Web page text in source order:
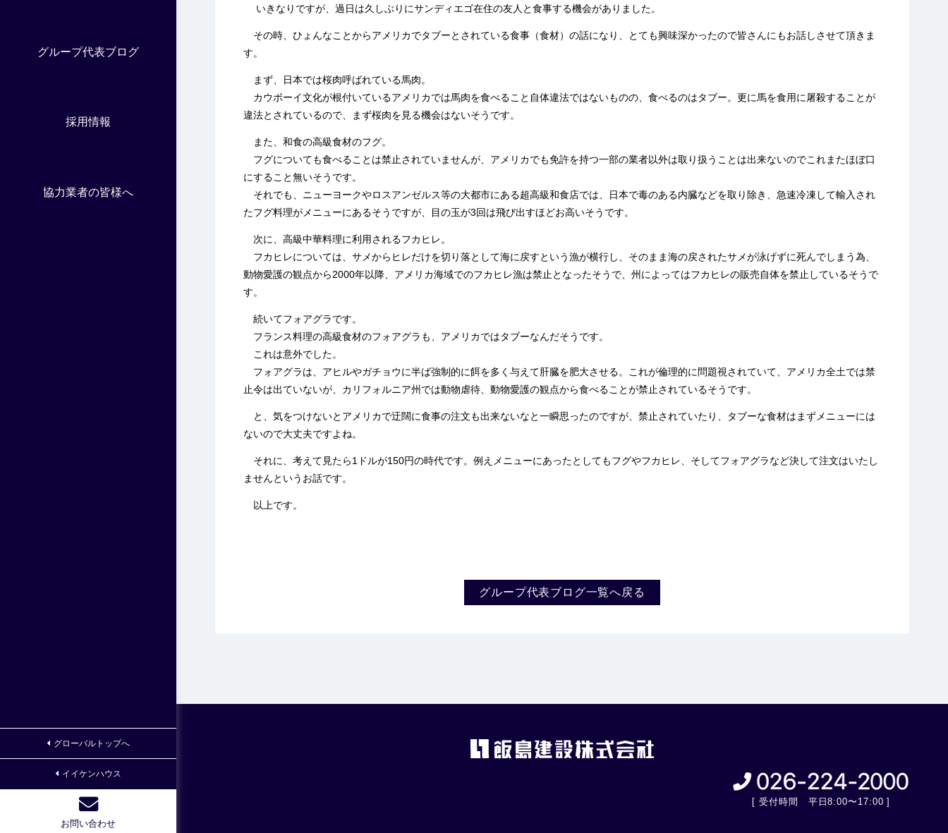
グループ代表ブログ
採用情報
協力業者の皆様へ
グローバルトップへ
イイケンハウス
お問い合わせ
いきなりですが、過日は久しぶりにサンディエゴ在住の友人と食事する機会がありました。
その時、ひょんなことからアメリカでタブーとされている食事（食材）の話になり、とても興味深かったので皆さんにもお話しさせて頂きま
す。
まず、日本では桜肉呼ばれている馬肉。
カウボーイ文化が根付いているアメリカでは馬肉を食べること自体違法ではないものの、食べるのはタブー。更に馬を食用に屠殺することが
違法とされているので、まず桜肉を見る機会はないそうです。
また、和食の高級食材のフグ。
フグについても食べることは禁止されていませんが、アメリカでも免許を持つ一部の業者以外は取り扱うことは出来ないのでこれまたほぼ口
にすること無いそうです。
それでも、ニューヨークやロスアンゼルス等の大都市にある超高級和食店では、日本で毒のある内臓などを取り除き、急速冷凍して輸入され
たフグ料理がメニューにあるそうですが、目の玉が3回は飛び出すほどお高いそうです。
次に、高級中華料理に利用されるフカヒレ。
フカヒレについては、サメからヒレだけを切り落として海に戻すという漁が横行し、そのまま海の戻されたサメが泳げずに死んでしまう為、
動物愛護の観点から2000年以降、アメリカ海域でのフカヒレ漁は禁止となったそうで、州によってはフカヒレの販売自体を禁止しているそうで
す。
続いてフォアグラです。
フランス料理の高級食材のフォアグラも、アメリカではタブーなんだそうです。
これは意外でした。
フォアグラは、アヒルやガチョウに半ば強制的に餌を多く与えて肝臓を肥大させる。これが倫理的に問題視されていて、アメリカ全土では禁
止令は出ていないが、カリフォルニア州では動物虐待、動物愛護の観点から食べることが禁止されているそうです。
と、気をつけないとアメリカで迂闊に食事の注文も出来ないなと一瞬思ったのですが、禁止されていたり、タブーな食材はまずメニューには
ないので大丈夫ですよね。
それに、考えて見たら1ドルが150円の時代です。例えメニューにあったとしてもフグやフカヒレ、そしてフォアグラなど決して注文はいたし
ませんというお話です。
以上です。
グループ代表ブログ一覧へ戻る
[ 受付時間 平日8:00〜17:00 ]